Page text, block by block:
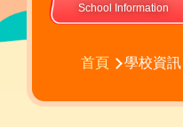
航
連
首頁 學校資訊